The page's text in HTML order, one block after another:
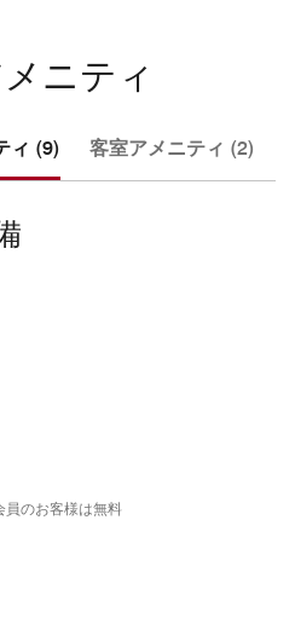
ニティ
ィ (9) 客室アメニティ (2)
のお客様は無料